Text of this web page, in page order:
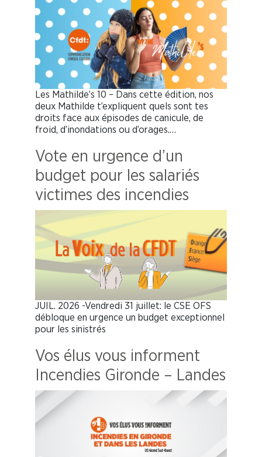
Les Mathilde’s 10 – Dans cette édition, nos
deux Mathilde t’expliquent quels sont tes
droits face aux épisodes de canicule, de
froid, d’inondations ou d’orages.…
Vote en urgence d’un
budget pour les salariés
victimes des incendies
JUIL. 2026 -Vendredi 31 juillet: le CSE OFS
débloque en urgence un budget exceptionnel
pour les sinistrés
Vos élus vous informent
Incendies Gironde – Landes